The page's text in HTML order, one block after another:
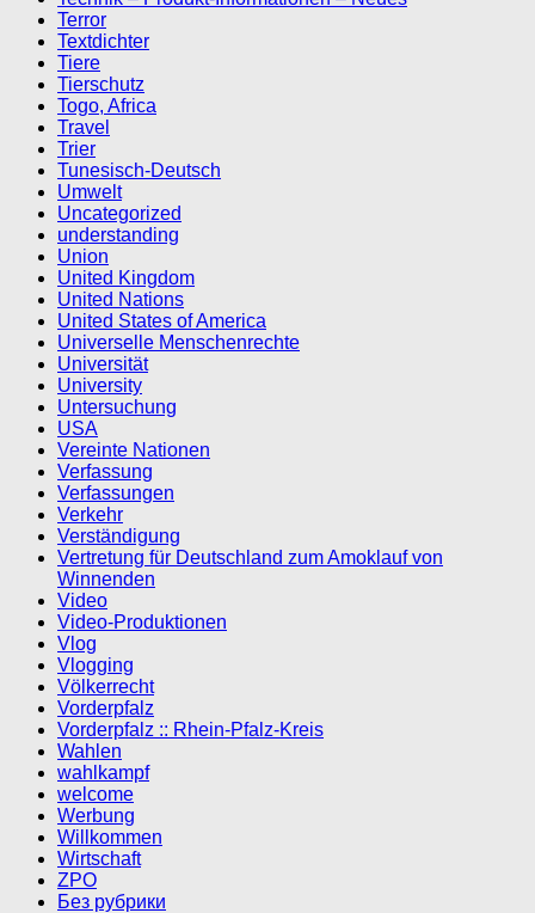
Terror
Textdichter
Tiere
Tierschutz
Togo, Africa
Travel
Trier
Tunesisch-Deutsch
Umwelt
Uncategorized
understanding
Union
United Kingdom
United Nations
United States of America
Universelle Menschenrechte
Universität
University
Untersuchung
USA
Vereinte Nationen
Verfassung
Verfassungen
Verkehr
Verständigung
Vertretung für Deutschland zum Amoklauf von
Winnenden
Video
Video-Produktionen
Vlog
Vlogging
Völkerrecht
Vorderpfalz
Vorderpfalz :: Rhein-Pfalz-Kreis
Wahlen
wahlkampf
welcome
Werbung
Willkommen
Wirtschaft
ZPO
Без рубрики